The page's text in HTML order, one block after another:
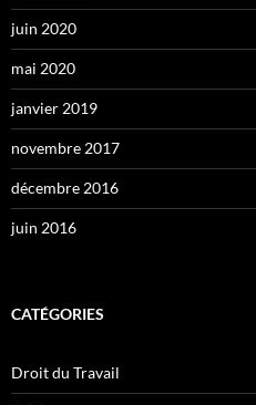
juin 2020
mai 2020
janvier 2019
novembre 2017
décembre 2016
juin 2016
CATÉGORIES
Droit du Travail